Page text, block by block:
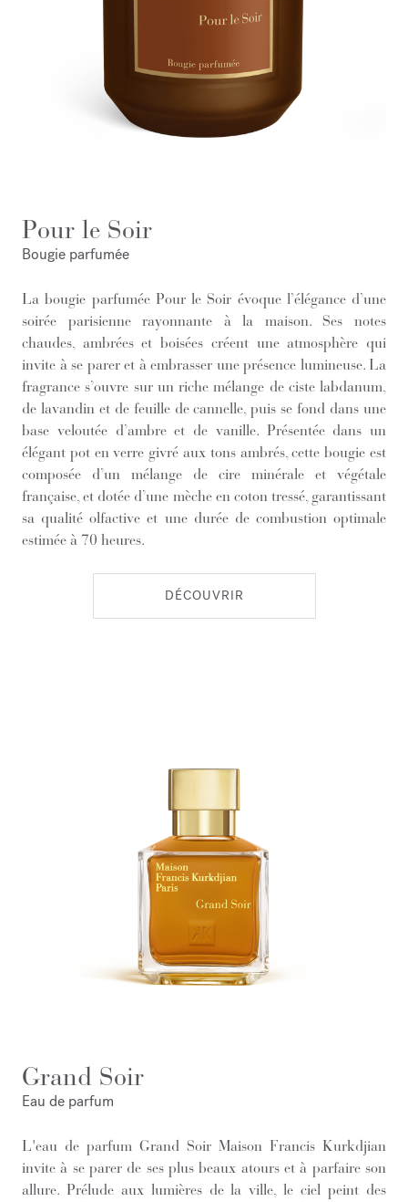
Pour le Soir
Bougie parfumée
La bougie parfumée Pour le Soir évoque l’élégance d’une
soirée parisienne rayonnante à la maison. Ses notes
chaudes, ambrées et boisées créent une atmosphère qui
invite à se parer et à embrasser une présence lumineuse. La
fragrance s’ouvre sur un riche mélange de ciste labdanum,
de lavandin et de feuille de cannelle, puis se fond dans une
base veloutée d’ambre et de vanille. Présentée dans un
élégant pot en verre givré aux tons ambrés, cette bougie est
composée d’un mélange de cire minérale et végétale
française, et dotée d’une mèche en coton tressé, garantissant
sa qualité olfactive et une durée de combustion optimale
estimée à 70 heures.
DÉCOUVRIR
Grand Soir
Eau de parfum
L'eau de parfum Grand Soir Maison Francis Kurkdjian
invite à se parer de ses plus beaux atours et à parfaire son
allure. Prélude aux lumières de la ville, le ciel peint des